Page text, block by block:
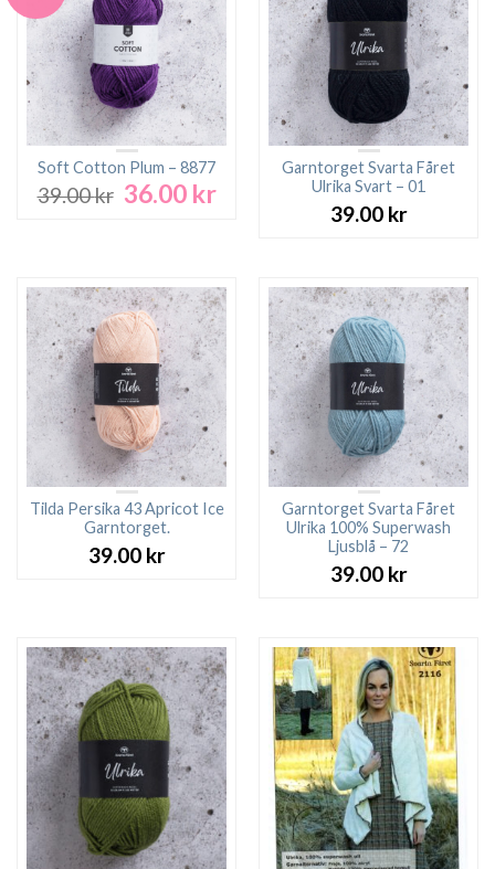
Soft Cotton Plum – 8877
39.00kr Det
36.00 krDet
Garntorget Svarta Fåret
Ulrika Svart – 01
39.00 kr
Tilda Persika 43 Apricot Ice
Garntorget.
39.00 kr
Garntorget Svarta Fåret
Ulrika 100% Superwash
Ljusblå – 72
39.00 kr